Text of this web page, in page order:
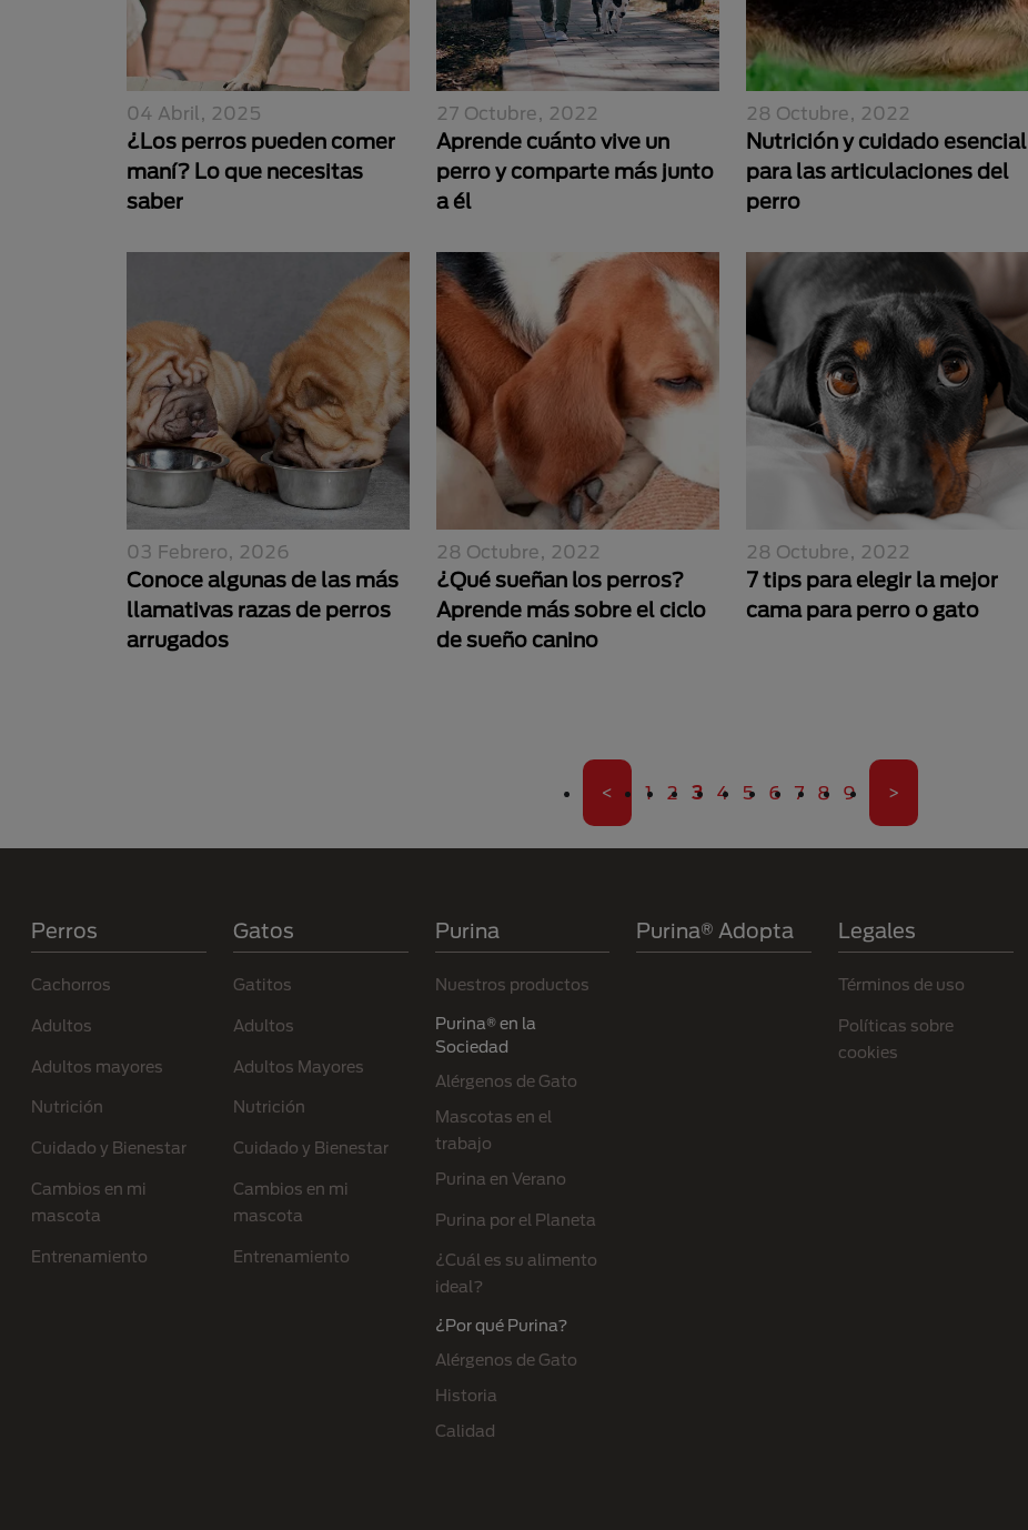
04 Abril, 2025
¿Los perros pueden comer
maní? Lo que necesitas
saber
27 Octubre, 2022
Aprende cuánto vive un
perro y comparte más junto
a él
28 Octubre, 2022
Nutrición y cuidado esencial
para las articulaciones del
perro
03 Febrero, 2026
Conoce algunas de las más
llamativas razas de perros
arrugados
28 Octubre, 2022
¿Qué sueñan los perros?
Aprende más sobre el ciclo
de sueño canino
28 Octubre, 2022
7 tips para elegir la mejor
cama para perro o gato
Primera página
< Página
1 Página
2 Página actual
3 Página
4 Página
5 Página
6 Página
7 Página
8 Página
9 Última página
>
Perros
Cachorros
Adultos
Adultos mayores
Nutrición
Cuidado y Bienestar
Cambios en mi
mascota
Entrenamiento
Gatos
Gatitos
Adultos
Adultos Mayores
Nutrición
Cuidado y Bienestar
Cambios en mi
mascota
Entrenamiento
Purina
Nuestros productos
Purina® en la
Sociedad
Alérgenos de Gato
Mascotas en el
trabajo
Purina en Verano
Purina por el Planeta
¿Cuál es su alimento
ideal?
¿Por qué Purina?
Alérgenos de Gato
Historia
Calidad
Purina® Adopta Legales
Términos de uso
Políticas sobre
cookies